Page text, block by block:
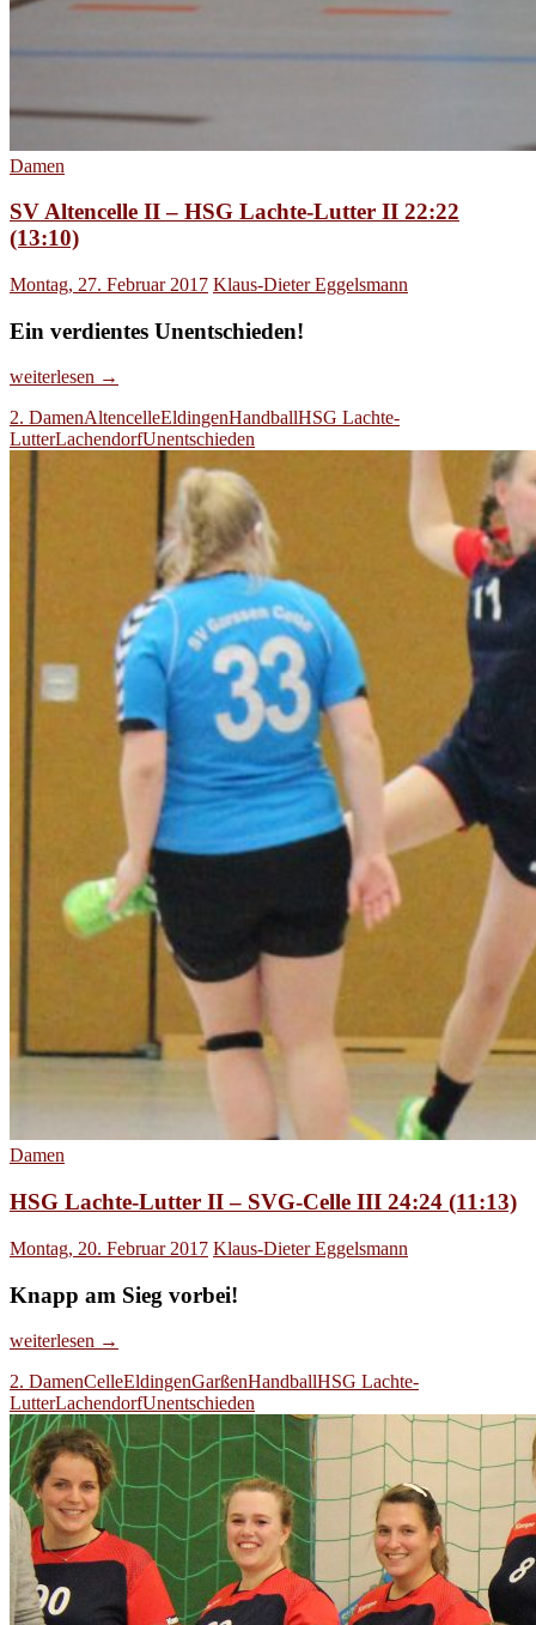
Damen
SV Altencelle II – HSG Lachte-Lutter II 22:22
(13:10)
Montag, 27. Februar 2017 Klaus-Dieter Eggelsmann
Ein verdientes Unentschieden!
SV
II
–
weiterlesen →
2. DamenAltencelleEldingenHandballHSG Lachte-
LutterLachendorfUnentschieden
Damen
HSG Lachte-Lutter II – SVG-Celle III 24:24 (11:13)
Montag, 20. Februar 2017 Klaus-Dieter Eggelsmann
Knapp am Sieg vorbei!
HSG
Lutter
II
–
SVG-
Celle
III
24:24
(11:13)
weiterlesen →
2. DamenCelleEldingenGarßenHandballHSG Lachte-
LutterLachendorfUnentschieden